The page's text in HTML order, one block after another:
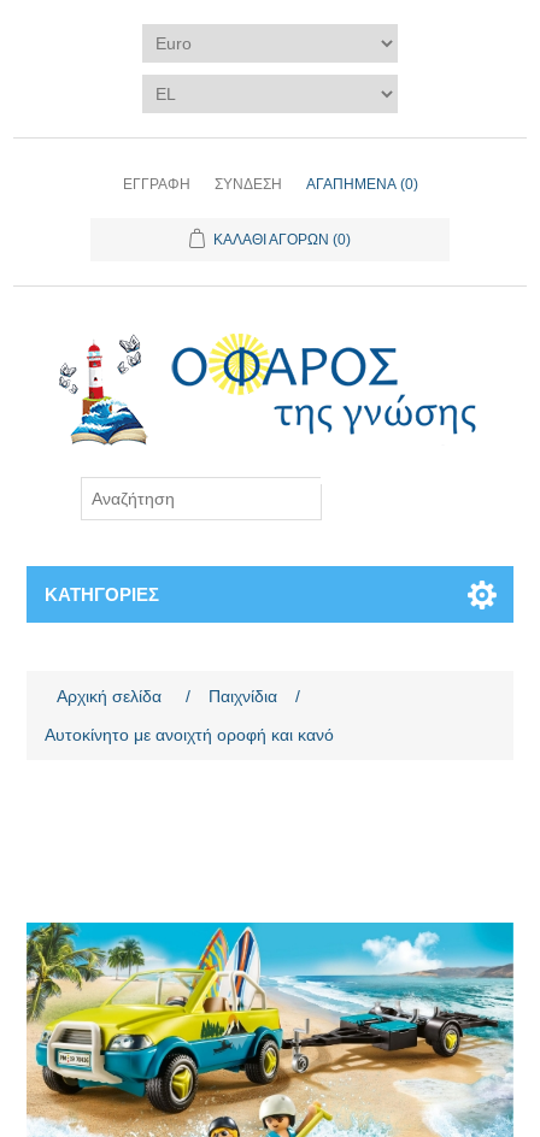
ΕΓΓΡΑΦΉ ΣΎΝΔΕΣΗ ΑΓΑΠΗΜΈΝΑ (0)
ΚΑΛΆΘΙ ΑΓΟΡΏΝ (0)
ΚΑΤΗΓΟΡΊΕΣ
Αρχική σελίδα / Παιχνίδια
/
Αυτοκίνητο με ανοιχτή οροφή και κανό